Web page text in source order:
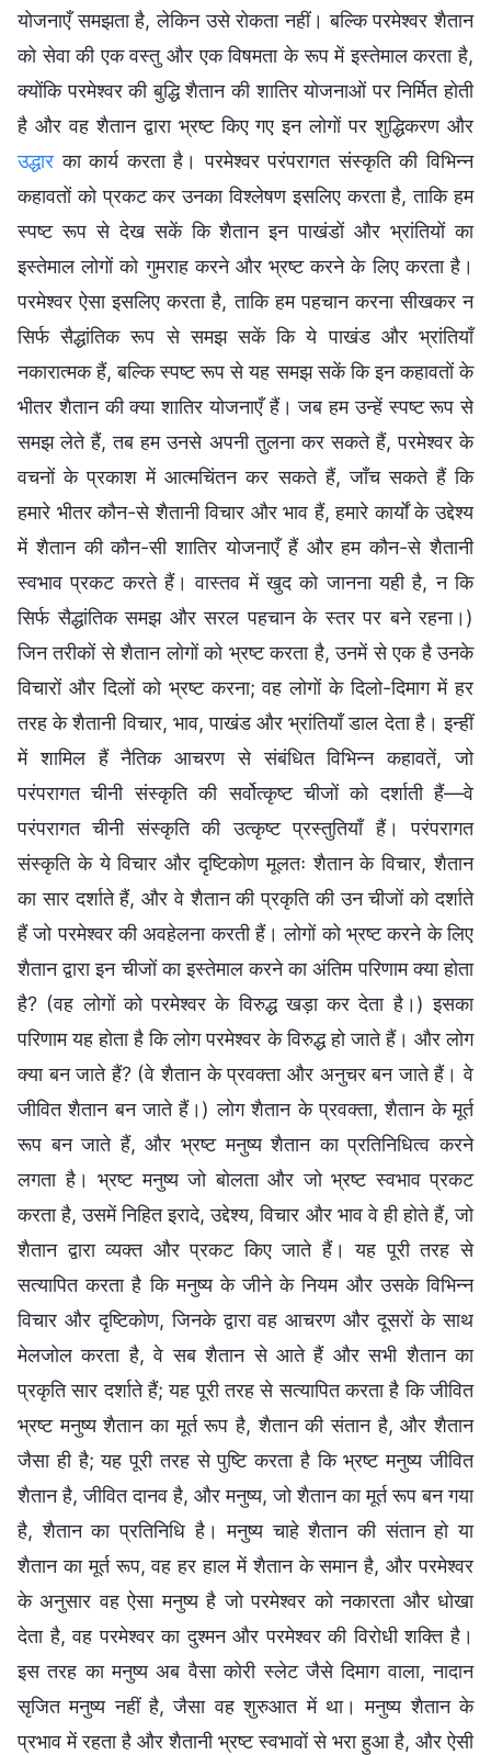
योजनाएँ समझता है, लेकिन उसे रोकता नहीं। बल्कि परमेश्वर शैतान
को सेवा की एक वस्तु और एक विषमता के रूप में इस्तेमाल करता है,
क्योंकि परमेश्वर की बुद्धि शैतान की शातिर योजनाओं पर निर्मित होती
है और वह शैतान द्वारा भ्रष्ट किए गए इन लोगों पर शुद्धिकरण और
उद्धार का कार्य करता है। परमेश्वर परंपरागत संस्कृति की विभिन्न
कहावतों को प्रकट कर उनका विश्लेषण इसलिए करता है, ताकि हम
स्पष्ट रूप से देख सकें कि शैतान इन पाखंडों और भ्रांतियों का
इस्तेमाल लोगों को गुमराह करने और भ्रष्ट करने के लिए करता है।
परमेश्वर ऐसा इसलिए करता है, ताकि हम पहचान करना सीखकर न
सिर्फ सैद्धांतिक रूप से समझ सकें कि ये पाखंड और भ्रांतियाँ
नकारात्मक हैं, बल्कि स्पष्ट रूप से यह समझ सकें कि इन कहावतों के
भीतर शैतान की क्या शातिर योजनाएँ हैं। जब हम उन्हें स्पष्ट रूप से
समझ लेते हैं, तब हम उनसे अपनी तुलना कर सकते हैं, परमेश्वर के
वचनों के प्रकाश में आत्मचिंतन कर सकते हैं, जाँच सकते हैं कि
हमारे भीतर कौन-से शैतानी विचार और भाव हैं, हमारे कार्यों के उद्देश्य
में शैतान की कौन-सी शातिर योजनाएँ हैं और हम कौन-से शैतानी
स्वभाव प्रकट करते हैं। वास्तव में खुद को जानना यही है, न कि
सिर्फ सैद्धांतिक समझ और सरल पहचान के स्तर पर बने रहना।)
जिन तरीकों से शैतान लोगों को भ्रष्ट करता है, उनमें से एक है उनके
विचारों और दिलों को भ्रष्ट करना; वह लोगों के दिलो-दिमाग में हर
तरह के शैतानी विचार, भाव, पाखंड और भ्रांतियाँ डाल देता है। इन्हीं
में शामिल हैं नैतिक आचरण से संबंधित विभिन्न कहावतें, जो
परंपरागत चीनी संस्कृति की सर्वोत्कृष्ट चीजों को दर्शाती हैं—वे
परंपरागत चीनी संस्कृति की उत्कृष्ट प्रस्तुतियाँ हैं। परंपरागत
संस्कृति के ये विचार और दृष्टिकोण मूलतः शैतान के विचार, शैतान
का सार दर्शाते हैं, और वे शैतान की प्रकृति की उन चीजों को दर्शाते
हैं जो परमेश्वर की अवहेलना करती हैं। लोगों को भ्रष्ट करने के लिए
शैतान द्वारा इन चीजों का इस्तेमाल करने का अंतिम परिणाम क्या होता
है? (वह लोगों को परमेश्वर के विरुद्ध खड़ा कर देता है।) इसका
परिणाम यह होता है कि लोग परमेश्वर के विरुद्ध हो जाते हैं। और लोग
क्या बन जाते हैं? (वे शैतान के प्रवक्ता और अनुचर बन जाते हैं। वे
जीवित शैतान बन जाते हैं।) लोग शैतान के प्रवक्ता, शैतान के मूर्त
रूप बन जाते हैं, और भ्रष्ट मनुष्य शैतान का प्रतिनिधित्व करने
लगता है। भ्रष्ट मनुष्य जो बोलता और जो भ्रष्ट स्वभाव प्रकट
करता है, उसमें निहित इरादे, उद्देश्य, विचार और भाव वे ही होते हैं, जो
शैतान द्वारा व्यक्त और प्रकट किए जाते हैं। यह पूरी तरह से
सत्यापित करता है कि मनुष्य के जीने के नियम और उसके विभिन्न
विचार और दृष्टिकोण, जिनके द्वारा वह आचरण और दूसरों के साथ
मेलजोल करता है, वे सब शैतान से आते हैं और सभी शैतान का
प्रकृति सार दर्शाते हैं; यह पूरी तरह से सत्यापित करता है कि जीवित
भ्रष्ट मनुष्य शैतान का मूर्त रूप है, शैतान की संतान है, और शैतान
जैसा ही है; यह पूरी तरह से पुष्टि करता है कि भ्रष्ट मनुष्य जीवित
शैतान है, जीवित दानव है, और मनुष्य, जो शैतान का मूर्त रूप बन गया
है, शैतान का प्रतिनिधि है। मनुष्य चाहे शैतान की संतान हो या
शैतान का मूर्त रूप, वह हर हाल में शैतान के समान है, और परमेश्वर
के अनुसार वह ऐसा मनुष्य है जो परमेश्वर को नकारता और धोखा
देता है, वह परमेश्वर का दुश्मन और परमेश्वर की विरोधी शक्ति है।
इस तरह का मनुष्य अब वैसा कोरी स्लेट जैसे दिमाग वाला, नादान
सृजित मनुष्य नहीं है, जैसा वह शुरुआत में था। मनुष्य शैतान के
प्रभाव में रहता है और शैतानी भ्रष्ट स्वभावों से भरा हुआ है, और ऐसी